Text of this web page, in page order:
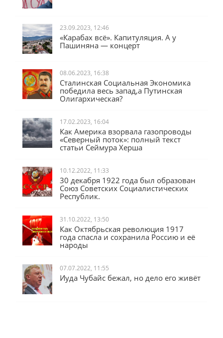
23.09.2023, 12:46
«Карабах всё». Капитуляция. А у
Пашиняна — концерт
08.06.2023, 16:38
Сталинская Социальная Экономика
победила весь запад,а Путинская
Олигархическая?
17.02.2023, 16:04
Как Америка взорвала газопроводы
«Северный поток»: полный текст
статьи Сеймура Херша
10.12.2022, 11:33
30 декабря 1922 года был образован
Союз Советских Социалистических
Республик.
31.10.2022, 13:50
Как Октябрьская революция 1917
года спасла и сохранила Россию и её
народы
07.07.2022, 11:55
Иуда Чубайс бежал, но дело его живёт